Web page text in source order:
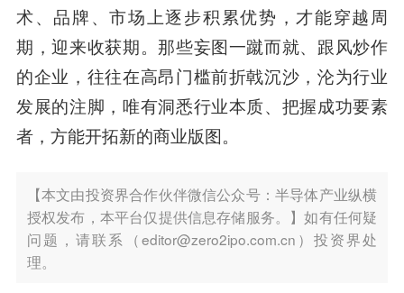
术、品牌、市场上逐步积累优势，才能穿越周
期，迎来收获期。那些妄图一蹴而就、跟风炒作
的企业，往往在高昂门槛前折戟沉沙，沦为行业
发展的注脚，唯有洞悉行业本质、把握成功要素
者，方能开拓新的商业版图。
【本文由投资界合作伙伴微信公众号：半导体产业纵横
授权发布，本平台仅提供信息存储服务。】如有任何疑
问题，请联系（editor@zero2ipo.com.cn）投资界处
理。